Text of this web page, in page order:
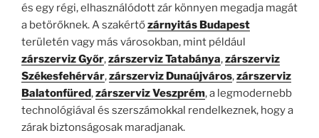
és egy régi, elhasználódott zár könnyen megadja magát
a betörőknek. A szakértőzárnyitás Budapest
területén vagy más városokban, mint például
zárszerviz Győr,zárszerviz Tatabánya,zárszerviz
Székesfehérvár,zárszerviz Dunaújváros,zárszerviz
Balatonfüred,zárszerviz Veszprém, a legmodernebb
technológiával és szerszámokkal rendelkeznek, hogy a
zárak biztonságosak maradjanak.